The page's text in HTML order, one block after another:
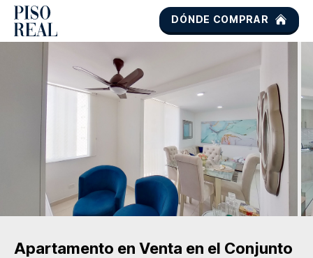
DÓNDE COMPRAR
Apartamento en Venta en el Conjunto